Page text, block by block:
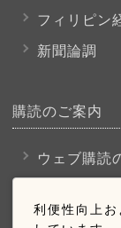
利便性向上
フィリピン
新聞論調
購読のご案内
ウェブ購読
お問い合わせ